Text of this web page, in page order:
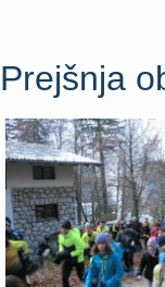
Prejšnja